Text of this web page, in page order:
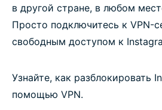
в другой стране, в любом
Просто подключитесь к VPN-
свободным доступом к
Узнайте, как разблокировать
помощью VPN.